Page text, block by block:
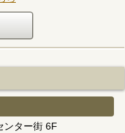
ンター街 6F